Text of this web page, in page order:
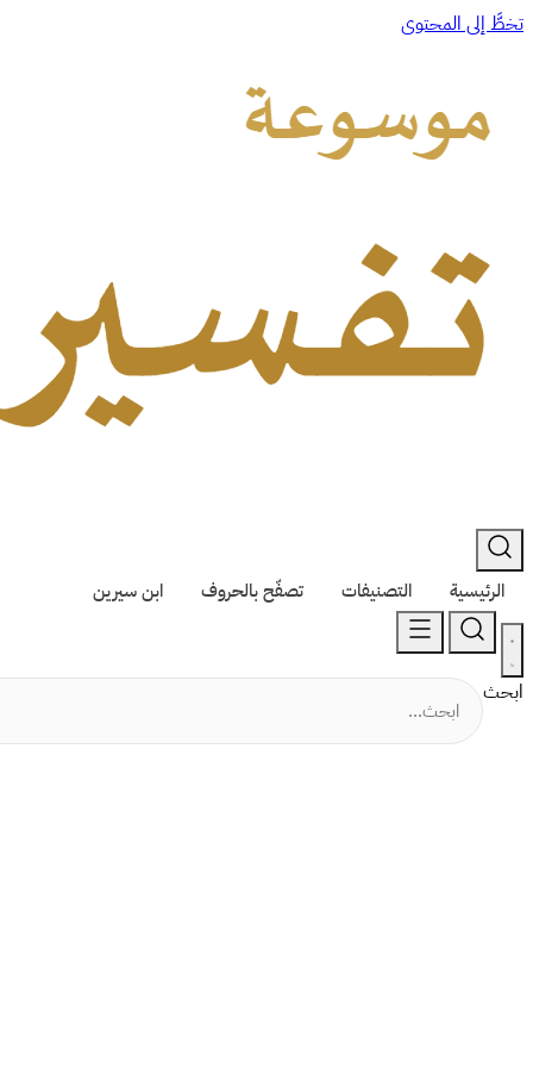
تخطَّ إلى المحتوى
الرئيسية التصنيفات تصفّح بالحروف ابن سيرين
ابحث